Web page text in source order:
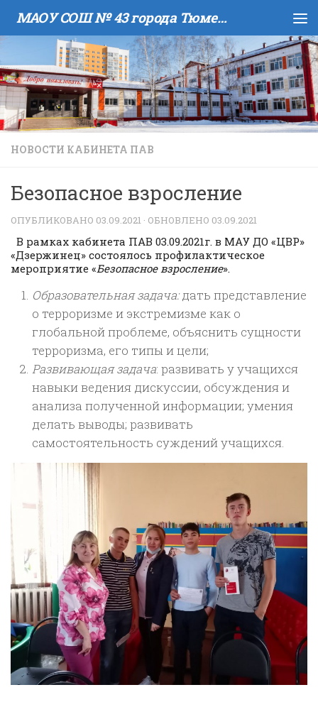
Skip to content МАОУ COШ № 43 города Тюмени имени В.И. Муравленко
НОВОСТИ КАБИНЕТА ПАВ
Безопасное взросление
ОПУБЛИКОВАНО 03.09.2021 · ОБНОВЛЕНО 03.09.2021
В рамках кабинета ПАВ 03.09.2021г. в МАУ ДО «ЦВР»
«Дзержинец» состоялось профилактическое
мероприятие «Безопасное взросление».
Образовательная задача:дать представление
о терроризме и экстремизме как о
глобальной проблеме, объяснить сущности
терроризма, его типы и цели;
Развивающая задача: развивать у учащихся
навыки ведения дискуссии, обсуждения и
анализа полученной информации; умения
делать выводы; развивать
самостоятельность суждений учащихся.